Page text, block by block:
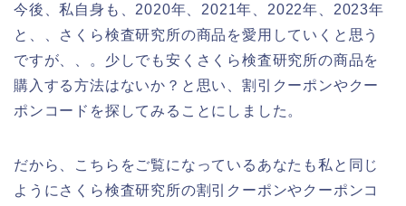
今後、私自身も、2020年、2021年、2022年、2023年
と、、さくら検査研究所の商品を愛用していくと思う
ですが、、。少しでも安くさくら検査研究所の商品を
購入する方法はないか？と思い、割引クーポンやクー
ポンコードを探してみることにしました。
だから、こちらをご覧になっているあなたも私と同じ
ようにさくら検査研究所の割引クーポンやクーポンコ